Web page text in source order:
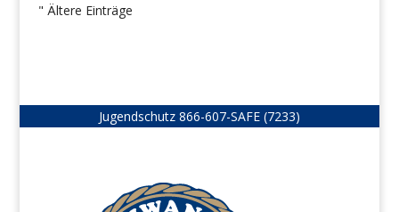
" Ältere Einträge
Jugendschutz 866-607-SAFE (7233)